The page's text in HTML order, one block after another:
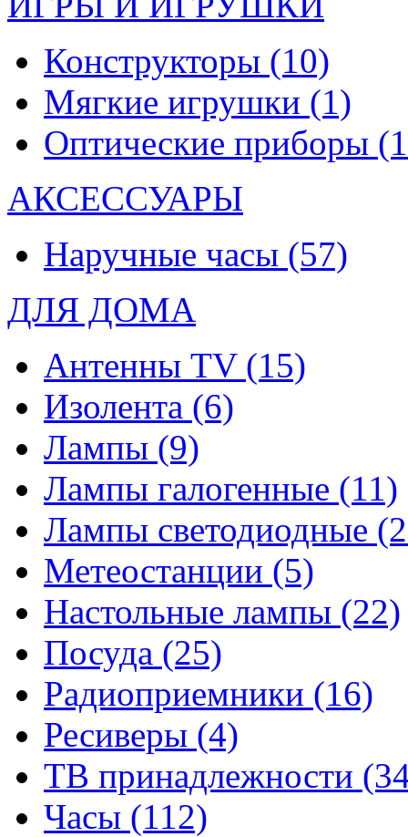
Конструкторы (10)
Мягкие игрушки (1)
Оптические приборы
АКСЕССУАРЫ
Наручные часы (57)
ДЛЯ ДОМА
Антенны TV (15)
Изолента (6)
Лампы (9)
Лампы галогенные (11)
Лампы светодиодные
Метеостанции (5)
Настольные лампы (22)
Посуда (25)
Радиоприемники (16)
Ресиверы (4)
ТВ принадлежности
Часы (112)